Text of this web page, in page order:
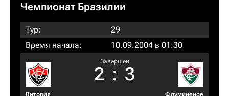
Чемпионат Бразилии
Тур:
29
Время начала:
10.09.2004 в 01:30
Витория
Завершен
2 : 3
Флуминенсе